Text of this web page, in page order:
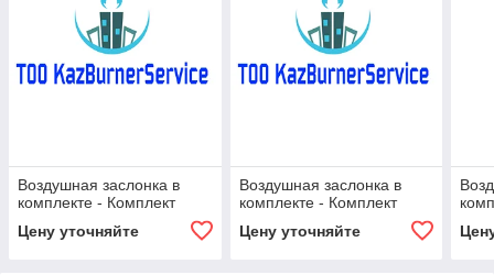
Воздушная заслонка в
комплекте - Комплект
Цену уточняйте
Воздушная заслонка в
комплекте - Комплект
Цену уточняйте